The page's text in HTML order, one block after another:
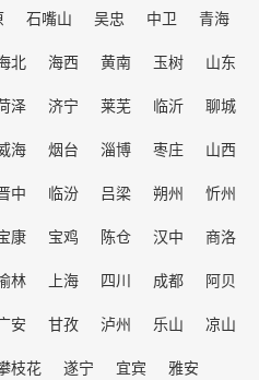
石嘴山 吴忠 中卫
青海
北 海西 黄南 玉树
山东
泽 济宁 莱芜 临沂
聊城
海 烟台 淄博 枣庄
山西
中 临汾 吕梁 朔州
忻州
康 宝鸡 陈仓 汉中
商洛
林 上海 四川 成都
阿贝
安 甘孜 泸州 乐山
凉山
枝花 遂宁 宜宾
雅安